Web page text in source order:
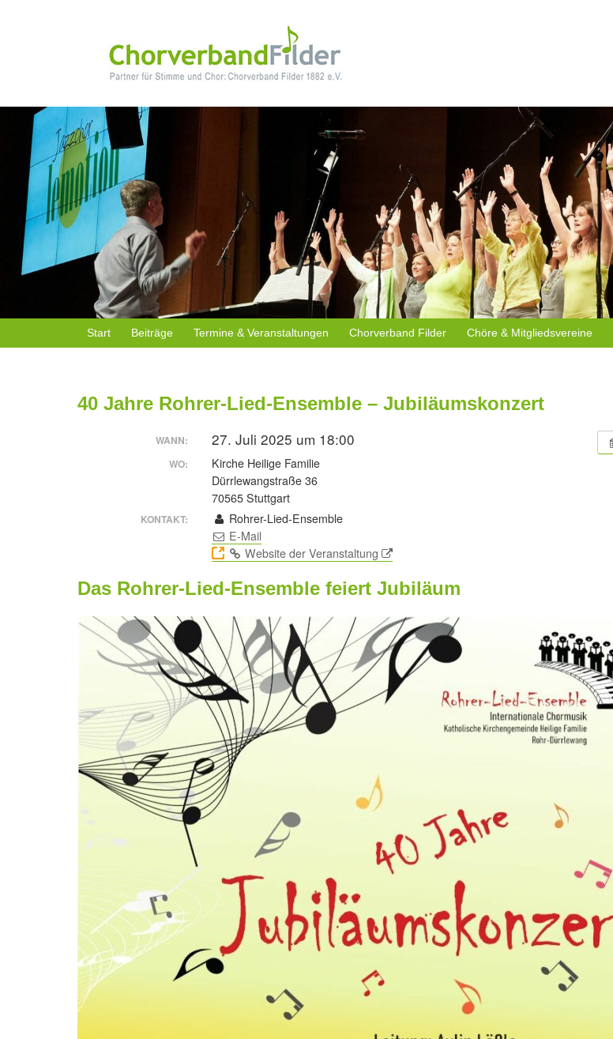
Start Beiträge Termine & Veranstaltungen Chorverband Filder Chöre & Mitgliedsvereine
40 Jahre Rohrer-Lied-Ensemble – Jubiläumskonzert
WANN: 27. Juli 2025 um 18:00
WO:
Kirche Heilige Familie
Dürrlewangstraße 36
70565 Stuttgart
KONTAKT:
Rohrer-Lied-Ensemble
E-Mail
Website der Veranstaltung
Das Rohrer-Lied-Ensemble feiert Jubiläum